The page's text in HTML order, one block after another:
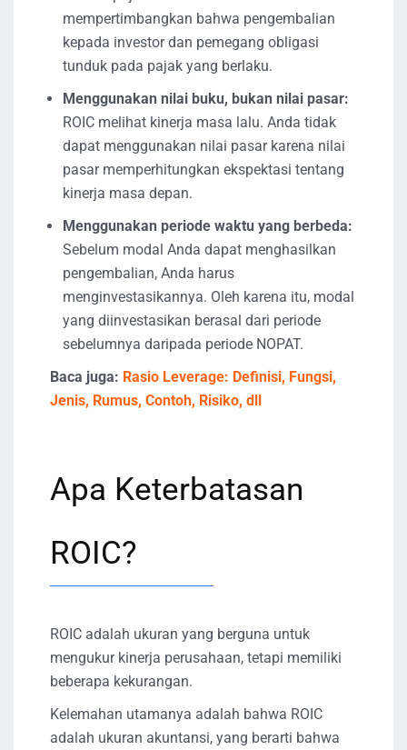
mempertimbangkan bahwa pengembalian
kepada investor dan pemegang obligasi
tunduk pada pajak yang berlaku.
Menggunakan nilai buku, bukan nilai pasar:
ROIC melihat kinerja masa lalu. Anda tidak
dapat menggunakan nilai pasar karena nilai
pasar memperhitungkan ekspektasi tentang
kinerja masa depan.
Menggunakan periode waktu yang berbeda:
Sebelum modal Anda dapat menghasilkan
pengembalian, Anda harus
menginvestasikannya. Oleh karena itu, modal
yang diinvestasikan berasal dari periode
sebelumnya daripada periode NOPAT.
Baca juga: Rasio Leverage: Definisi, Fungsi,
Jenis, Rumus, Contoh, Risiko, dll
Apa Keterbatasan
ROIC?
ROIC adalah ukuran yang berguna untuk
mengukur kinerja perusahaan, tetapi memiliki
beberapa kekurangan.
Kelemahan utamanya adalah bahwa ROIC
adalah ukuran akuntansi, yang berarti bahwa